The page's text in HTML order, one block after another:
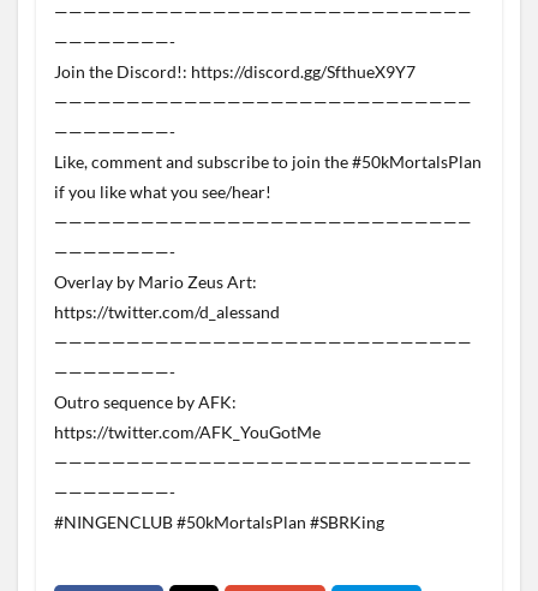
—————————————————————————————
————————-
Join the Discord!: https://discord.gg/SfthueX9Y7
—————————————————————————————
————————-
Like, comment and subscribe to join the #50kMortalsPlan
if you like what you see/hear!
—————————————————————————————
————————-
Overlay by Mario Zeus Art:
https://twitter.com/d_alessand
—————————————————————————————
————————-
Outro sequence by AFK:
https://twitter.com/AFK_YouGotMe
—————————————————————————————
————————-
#NINGENCLUB #50kMortalsPlan #SBRKing